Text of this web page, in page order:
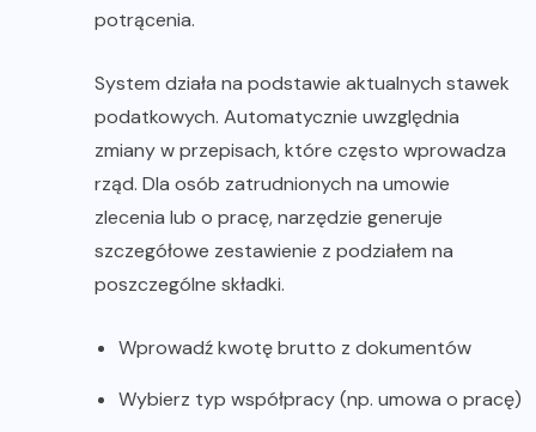
potrącenia.
System działa na podstawie aktualnych stawek
podatkowych. Automatycznie uwzględnia
zmiany w przepisach, które często wprowadza
rząd. Dla osób zatrudnionych na umowie
zlecenia lub o pracę, narzędzie generuje
szczegółowe zestawienie z podziałem na
poszczególne składki.
Wprowadź kwotę brutto z dokumentów
Wybierz typ współpracy (np. umowa o pracę)